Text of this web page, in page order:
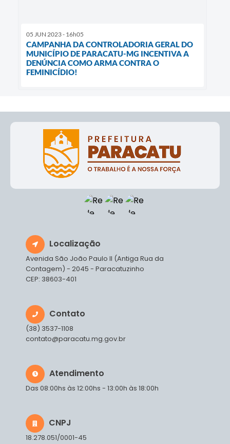
05 JUN 2023 - 16h05
CAMPANHA DA CONTROLADORIA GERAL DO
MUNICÍPIO DE PARACATU-MG INCENTIVA A
DENÚNCIA COMO ARMA CONTRA O
FEMINICÍDIO!
Localização
Avenida São João Paulo II (Antiga Rua da
Contagem) - 2045 - Paracatuzinho
CEP: 38603-401
Contato
(38) 3537-1108
contato@paracatu.mg.gov.br
Atendimento
Das 08:00hs às 12:00hs - 13:00h às 18:00h
CNPJ
18.278.051/0001-45